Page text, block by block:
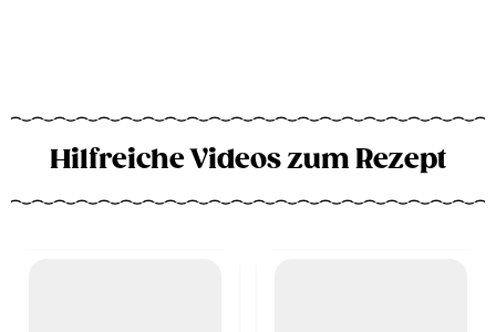
Hilfreiche Videos zum Rezept